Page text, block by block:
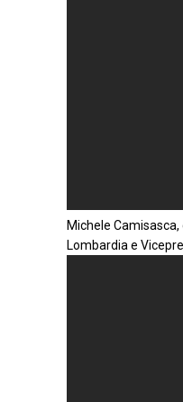
Michele
Lombardia e